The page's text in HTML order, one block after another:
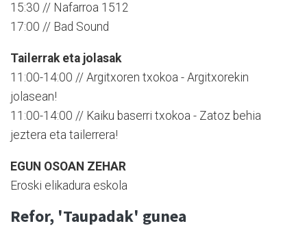
15:30 // Nafarroa 1512
17:00 // Bad Sound
Tailerrak eta jolasak
11:00-14:00 // Argitxoren txokoa - Argitxorekin
jolasean!
11:00-14:00 // Kaiku baserri txokoa - Zatoz behia
jeztera eta tailerrera!
EGUN OSOAN ZEHAR
Eroski elikadura eskola
Refor, 'Taupadak' gunea